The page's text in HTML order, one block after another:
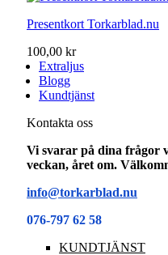
Presentkort Torkarblad.nu
100,00 kr
Extraljus
Blogg
Kundtjänst
Kontakta oss
Vi svarar på dina frågor
veckan, året om.
info@torkarblad.nu
076-797 62 58
KUNDTJÄNST